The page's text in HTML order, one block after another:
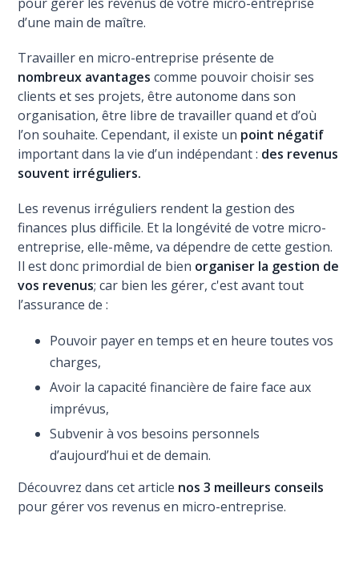
d’une main de maître.
Travailler en micro-entreprise présente de
nombreux avantages comme pouvoir choisir ses
clients et ses projets, être autonome dans son
organisation, être libre de travailler quand et d’où
l’on souhaite. Cependant, il existe un point négatif
important dans la vie d’un indépendant : des revenus
souvent irréguliers.
Les revenus irréguliers rendent la gestion des
finances plus difficile. Et la longévité de votre micro-
entreprise, elle-même, va dépendre de cette gestion.
Il est donc primordial de bien organiser la gestion de
vos revenus; car bien les gérer, c'est avant tout
l’assurance de :
Pouvoir payer en temps et en heure toutes vos
charges,
Avoir la capacité financière de faire face aux
imprévus,
Subvenir à vos besoins personnels
d’aujourd’hui et de demain.
Découvrez dans cet article nos 3 meilleurs conseils
pour gérer vos revenus en micro-entreprise.